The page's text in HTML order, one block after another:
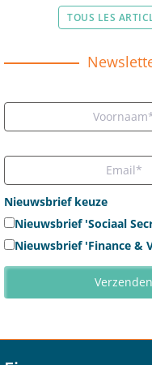
TOUS LES
Nieuwsbrief keuze
Nieuwsbrief 'Sociaal
Nieuwsbrief 'Finance &